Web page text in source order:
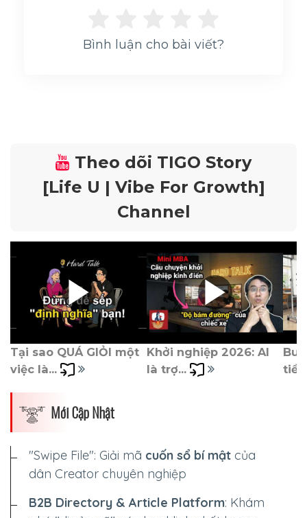
Bình luận cho bài viết?
Theo dõi TIGO Story
[Life U | Vibe For Growth]
Channel
Tại sao QUÁ GIỎI một
việc là...
Khởi nghiệp 2026: AI
là trợ...
Mới Cập Nhật
"Swipe File": Giải mã cuốn sổ bí mật của
dân Creator chuyên nghiệp
B2B Directory & Article Platform: Khám